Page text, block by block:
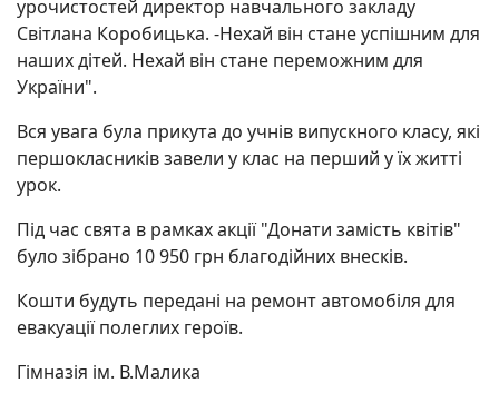
урочистостей директор навчального закладу
Світлана Коробицька. -Нехай він стане успішним для
наших дітей. Нехай він стане переможним для
України".
Вся увага була прикута до учнів випускного класу, які
першокласників завели у клас на перший у їх житті
урок.
Під час свята в рамках акції "Донати замість квітів"
було зібрано 10 950 грн благодійних внесків.
Кошти будуть передані на ремонт автомобіля для
евакуації полеглих героїв.
Гімназія ім. В.Малика